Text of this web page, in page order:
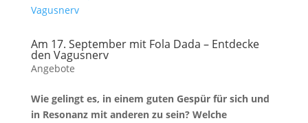
Am 17. September mit Fola Dada – Entdecke
den Vagusnerv
Angebote
Wie gelingt es, in einem guten Gespür für sich und
in Resonanz mit anderen zu sein? Welche